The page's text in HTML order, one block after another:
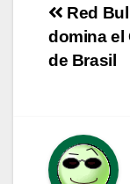
de
Red
domina el
de Brasil